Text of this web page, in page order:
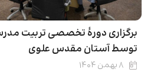
برگزاری دورۀ تخصصی تربیت
توسط آستان مقدس علوی
۸ بهمن ۱۴۰۴